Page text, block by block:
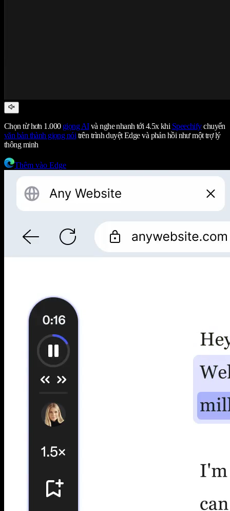
Chọn từ hơn 1.000 giọng AIvà nghe nhanh tới 4.5x khi Speechifychuyển
văn bản thành giọng nói trên trình duyệt Edge và phản hồi như một trợ lý
thông minh
Thêm vào Edge